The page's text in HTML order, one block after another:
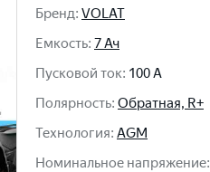
Бренд: VOLAT
Емкость: 7 Ач
Пусковой ток: 100 A
Полярность: Обратная, R+
Технология: AGM
Номинальное напряжение: